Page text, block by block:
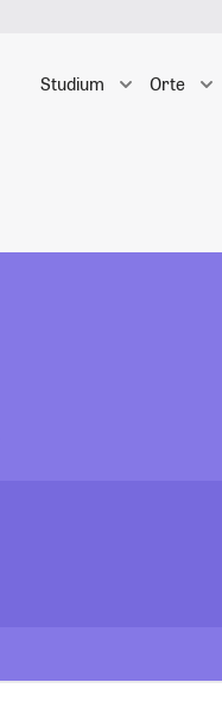
Studium Orte